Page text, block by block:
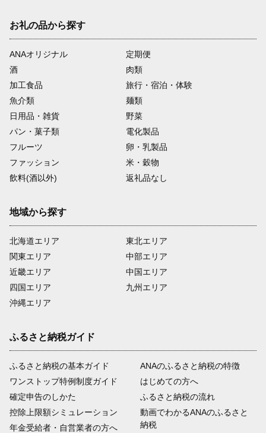
お礼の品から探す
ANAオリジナル
定期便
酒
肉類
加工食品
旅行・宿泊・体験
魚介類
麺類
日用品・雑貨
野菜
パン・菓子類
電化製品
フルーツ
卵・乳製品
ファッション
米・穀物
飲料(酒以外)
返礼品なし
地域から探す
北海道エリア
関東エリア
近畿エリア
四国エリア
沖縄エリア
東北エリア
中部エリア
中国エリア
九州エリア
ふるさと納税ガイド
ふるさと納税の基本ガイド
ワンストップ特例制度ガイド
確定申告のしかた
控除上限額シミュレーション
年金受給者・自営業者の方へ
ANAのふるさと納税の特徴
はじめての方へ
ふるさと納税の流れ
動画でわかるANAのふるさと
納税